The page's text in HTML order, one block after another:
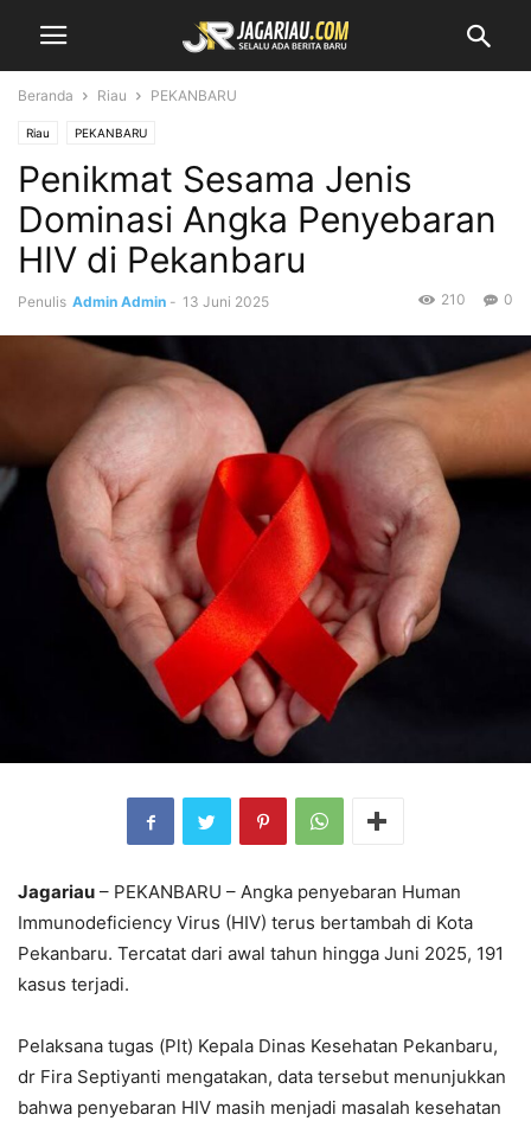
Beranda Riau PEKANBARU
Riau PEKANBARU
Penikmat Sesama Jenis
Dominasi Angka Penyebaran
HIV di Pekanbaru
Penulis Admin Admin - 13 Juni 2025 0
210
Jagariau – PEKANBARU – Angka penyebaran Human
Immunodeficiency Virus (HIV) terus bertambah di Kota
Pekanbaru. Tercatat dari awal tahun hingga Juni 2025, 191
kasus terjadi.
Pelaksana tugas (Plt) Kepala Dinas Kesehatan Pekanbaru,
dr Fira Septiyanti mengatakan, data tersebut menunjukkan
bahwa penyebaran HIV masih menjadi masalah kesehatan